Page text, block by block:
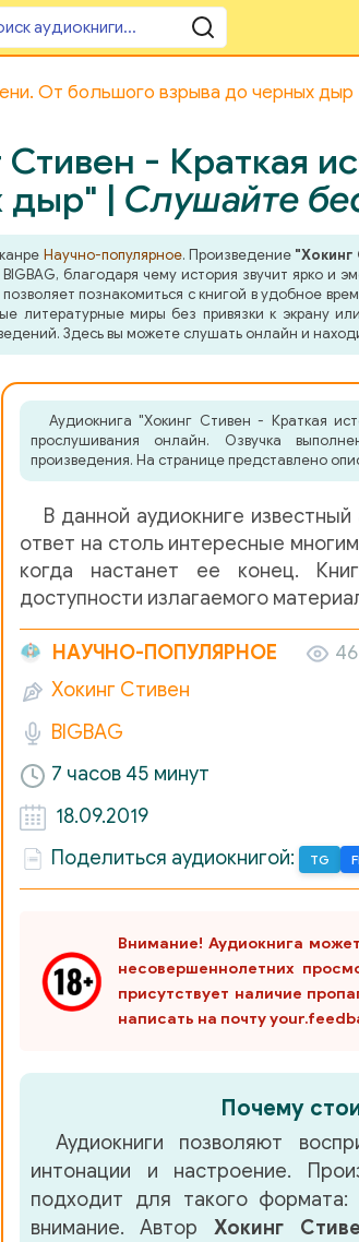
От большого взрыва до черных дыр
- Краткая
дыр" | Слушайте
Научно-популярное. Произведение
благодаря чему история звучит ярко и
познакомиться с книгой в удобное
литературные миры без привязки к экрану
Здесь вы можете слушать онлайн и
Аудиокнига "Хокинг Стивен - Краткая
прослушивания онлайн. Озвучка
произведения. На странице представлено
В данной аудиокниге
ответ на столь интересные
когда настанет ее конец.
доступности излагаемого
НАУЧНО-ПОПУЛЯРНОЕ
Хокинг Стивен
BIGBAG
7 часов 45 минут
18.09.2019
Поделиться аудиокнигой:
TG
Внимание! Аудиокнига
несовершеннолетних
присутствует наличие
написать на почту
Почему
Аудиокниги позволяют
интонации и настроение.
подходит для такого
внимание. Автор Хокинг